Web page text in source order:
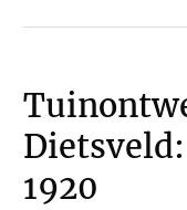
1920